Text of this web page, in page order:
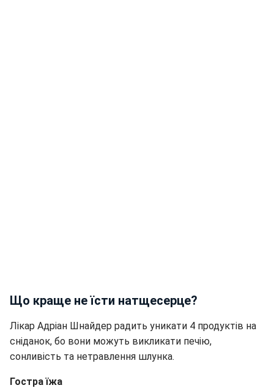
Що краще не їсти натщесерце?
Лікар Адріан Шнайдер радить уникати 4 продуктів на
сніданок, бо вони можуть викликати печію,
сонливість та нетравлення шлунка.
Гостра їжа